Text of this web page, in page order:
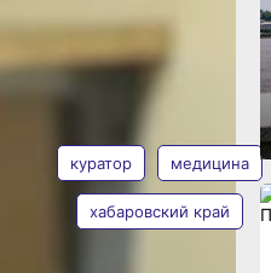
19 мая 2026 г., 15:28
куратор медицина
хабаровский край